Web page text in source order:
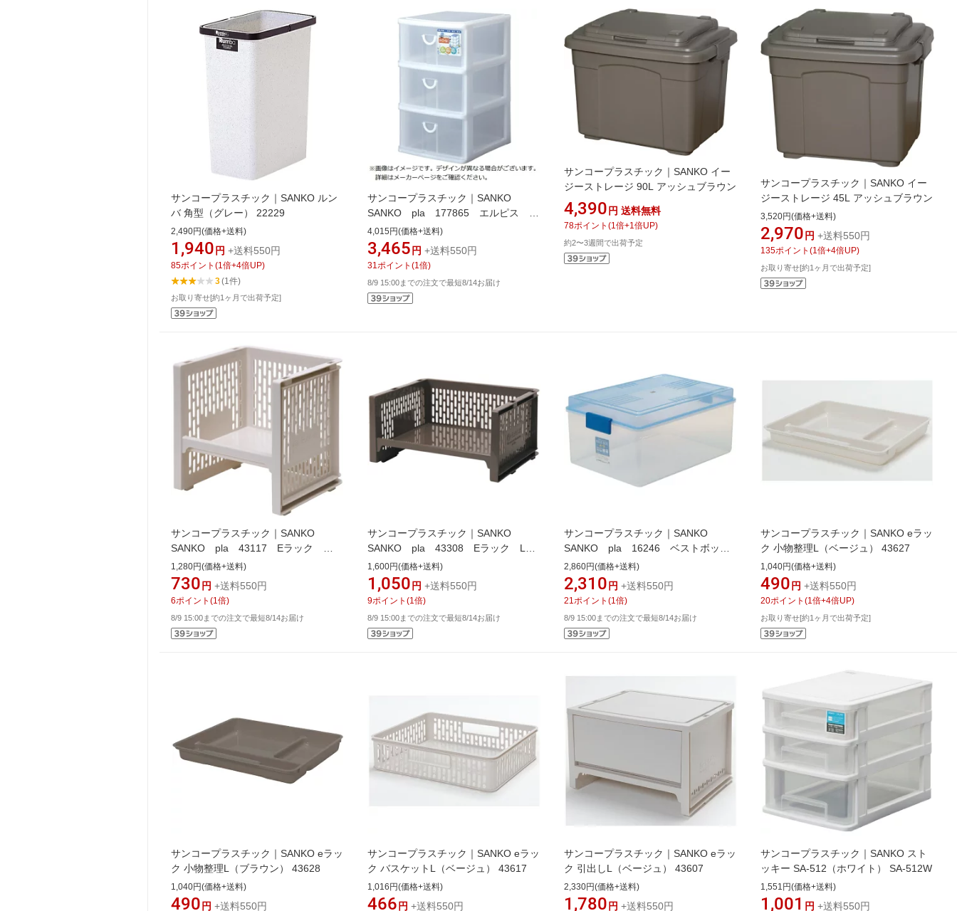
サンコープラスチック｜SANKO ルン
バ 角型（グレー） 22229
2,490円(価格+送料)
1,940 円 +送料550円
85ポイント (1 倍+4倍UP)
3(1件)
お取り寄せ[約1ヶ月で出荷予定]
サンコープラスチック｜SANKO
SANKO pla 177865 エルピス
AF−430 W ホワイト
4,015円(価格+送料)
3,465 円 +送料550円
31 ポイント (1 倍)
8/9 15:00までの注文で最短8/14お届け
サンコープラスチック｜SANKO イー
ジーストレージ 90L アッシュブラウン
4,390 円 送料無料
78ポイント (1倍+1倍UP)
約2〜3週間で出荷予定
サンコープラスチック｜SANKO イー
ジーストレージ 45L アッシュブラウン
3,520円(価格+送料)
2,970 円 +送料550円
135ポイント (1倍+4倍UP)
お取り寄せ[約1ヶ月で出荷予定]
サンコープラスチック｜SANKO
SANKO pla 43117 Eラック
SS BE ベージュ 43117
1,280円(価格+送料)
730 円 +送料550円
6ポイント (1 倍)
8/9 15:00までの注文で最短8/14お届け
サンコープラスチック｜SANKO
SANKO pla 43308 Eラック L
浅型 BR ブラウン 43308
1,600円(価格+送料)
1,050 円 +送料550円
9ポイント (1 倍)
8/9 15:00までの注文で最短8/14お届け
サンコープラスチック｜SANKO
SANKO pla 16246 ベストボック
ス A−3 DB ダークブルー 16246
2,860円(価格+送料)
2,310 円 +送料550円
21 ポイント (1 倍)
8/9 15:00までの注文で最短8/14お届け
サンコープラスチック｜SANKO eラッ
ク 小物整理L（ベージュ） 43627
1,040円(価格+送料)
490 円 +送料550円
20ポイント (1 倍+4倍UP)
お取り寄せ[約1ヶ月で出荷予定]
サンコープラスチック｜SANKO eラッ
ク 小物整理L（ブラウン） 43628
1,040円(価格+送料)
490 円 +送料550円
サンコープラスチック｜SANKO eラッ
ク バスケットL（ベージュ） 43617
1,016円(価格+送料)
466 円 +送料550円
サンコープラスチック｜SANKO eラッ
ク 引出しL（ベージュ） 43607
2,330円(価格+送料)
1,780 円 +送料550円
サンコープラスチック｜SANKO スト
ッキー SA-512（ホワイト） SA-512W
1,551円(価格+送料)
1,001 円 +送料550円